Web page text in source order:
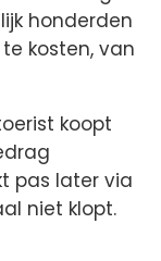
honderden
kosten, van
koopt
pas later via
niet klopt.